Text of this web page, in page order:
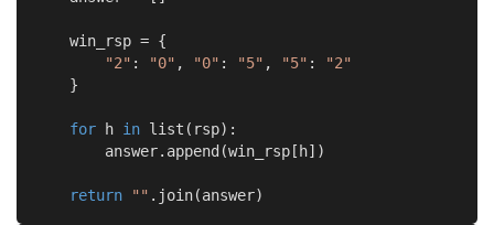
    win_rsp = {
"2" : "0" , "0" : "5" , "5" :
"2"
    }
for h in list(rsp):
        answer.append(win_rsp[h])
return "" .join(answer)